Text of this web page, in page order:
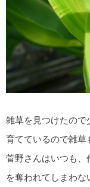
雑草を見つけたので
育てているので雑草
菅野さんはいつも、
を奪われてしまわな